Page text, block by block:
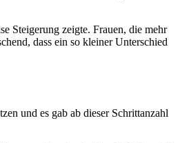
Steigerung zeigte. Frauen, die mehr
dass ein so kleiner Unterschied
und es gab ab dieser Schrittanzahl